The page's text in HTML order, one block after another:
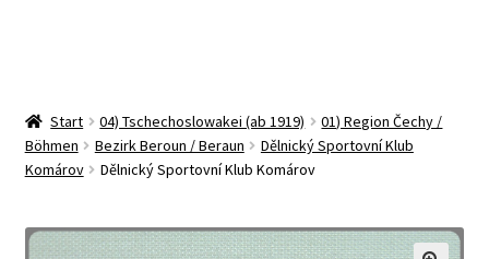
Start 04) Tschechoslowakei (ab 1919)
01) Region Čechy /
Böhmen
Bezirk Beroun / Beraun
Dělnický Sportovní Klub
Komárov
Dělnický Sportovní Klub Komárov